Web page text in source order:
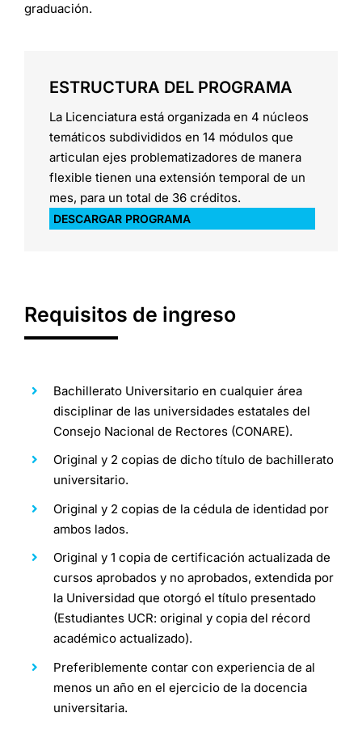
graduación.
ESTRUCTURA DEL PROGRAMA
La Licenciatura está organizada en 4 núcleos
temáticos subdivididos en 14 módulos que
articulan ejes problematizadores de manera
flexible tienen una extensión temporal de un
mes, para un total de 36 créditos.
DESCARGAR PROGRAMA
Requisitos de ingreso
Bachillerato Universitario en cualquier área
disciplinar de las universidades estatales del
Consejo Nacional de Rectores (CONARE).
Original y 2 copias de dicho título de bachillerato
universitario.
Original y 2 copias de la cédula de identidad por
ambos lados.
Original y 1 copia de certificación actualizada de
cursos aprobados y no aprobados, extendida por
la Universidad que otorgó el título presentado
(Estudiantes UCR: original y copia del récord
académico actualizado).
Preferiblemente contar con experiencia de al
menos un año en el ejercicio de la docencia
universitaria.